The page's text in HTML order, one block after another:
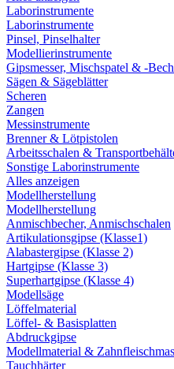
Laborinstrumente
Laborinstrumente
Pinsel, Pinselhalter
Modellierinstrumente
Gipsmesser, Mischspatel & -
Sägen & Sägeblätter
Scheren
Zangen
Messinstrumente
Brenner & Lötpistolen
Arbeitsschalen &
Sonstige Laborinstrumente
Alles anzeigen
Modellherstellung
Modellherstellung
Anmischbecher, Anmischschalen
Artikulationsgipse (Klasse1)
Alabastergipse (Klasse 2)
Hartgipse (Klasse 3)
Superhartgipse (Klasse 4)
Modellsäge
Löffelmaterial
Löffel- & Basisplatten
Abdruckgipse
Modellmaterial &
Tauchhärter